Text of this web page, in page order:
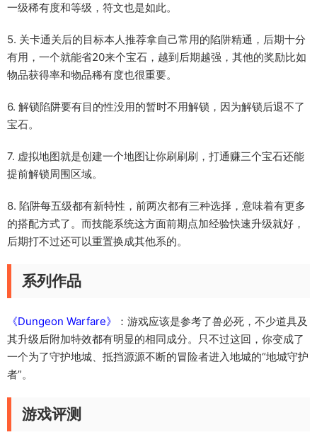
一级稀有度和等级，符文也是如此。
5. 关卡通关后的目标本人推荐拿自己常用的陷阱精通，后期十分
有用，一个就能省20来个宝石，越到后期越强，其他的奖励比如
物品获得率和物品稀有度也很重要。
6. 解锁陷阱要有目的性没用的暂时不用解锁，因为解锁后退不了
宝石。
7. 虚拟地图就是创建一个地图让你刷刷刷，打通赚三个宝石还能
提前解锁周围区域。
8. 陷阱每五级都有新特性，前两次都有三种选择，意味着有更多
的搭配方式了。而技能系统这方面前期点加经验快速升级就好，
后期打不过还可以重置换成其他系的。
系列作品
《Dungeon Warfare》
：游戏应该是参考了兽必死，不少道具及
其升级后附加特效都有明显的相同成分。只不过这回，你变成了
一个为了守护地城、抵挡源源不断的冒险者进入地城的“地城守护
者”。
游戏评测